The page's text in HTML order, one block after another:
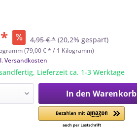
4,95 € * (20,2% gespart)
(79,00 € * / 1 Kilogramm)
Versandkosten
Lieferzeit ca. 1-3 Werktage
In den Warenkorb